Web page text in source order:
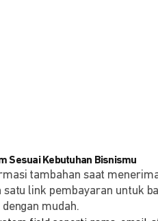
Sesuai Kebutuhan Bisnismu
tambahan saat
satu link pembayaran untuk
mudah.